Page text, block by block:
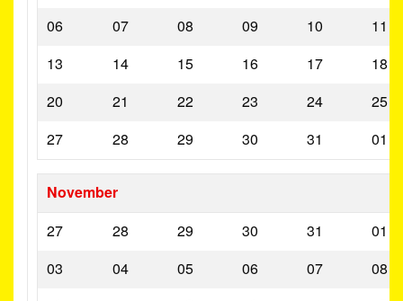
06
07 08 09 10
11
13
14 15 16 17
18
20
21 22 23 24
25
27
28 29 30 31 01
November
27
28 29 30 31
01
03
04 05 06 07
08